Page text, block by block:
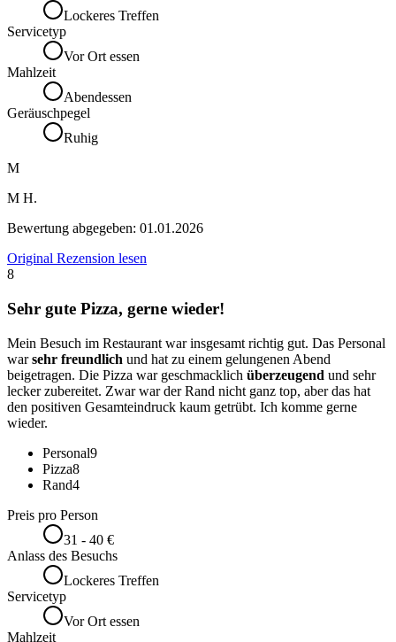
Lockeres Treffen
Servicetyp
Vor Ort essen
Mahlzeit
Abendessen
Geräuschpegel
Ruhig
M
M H.
Bewertung abgegeben: 01.01.2026
Original Rezension lesen
8
Sehr gute Pizza, gerne wieder!
Mein Besuch im Restaurant war insgesamt richtig gut. Das Personal
warsehr freundlich und hat zu einem gelungenen Abend
beigetragen. Die Pizza war geschmacklich überzeugend und sehr
lecker zubereitet. Zwar war der Rand nicht ganz top, aber das hat
den positiven Gesamteindruck kaum getrübt. Ich komme gerne
wieder.
Personal9
Pizza8
Rand4
Preis pro Person
31 - 40 €
Anlass des Besuchs
Lockeres Treffen
Servicetyp
Vor Ort essen
Mahlzeit